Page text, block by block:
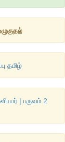
தமிழ்
| பருவம் 2